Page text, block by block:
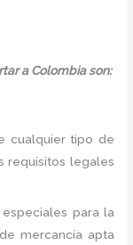
a Colombia son:
cualquier tipo de
requisitos legales
para la
mercancía apta